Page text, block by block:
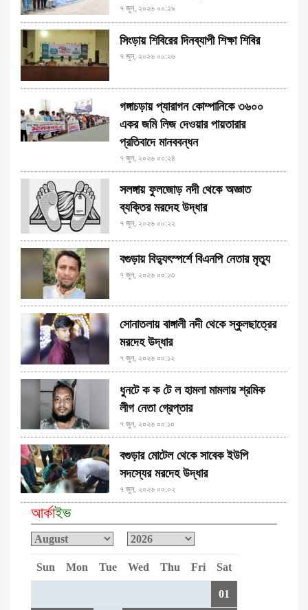
৭ জুন, ২০২৬ ০০:২৯
সিংড়ায় শিবিরের দিনব্যাপী শিক্ষা শিবির
৭ জুন, ২০২৬ ০০:২৬
গঙ্গাচড়ায় প্যারাগন কোম্পানিকে ৩৬০০
একর জমি লিজ দেওয়ার পায়তারার
প্রতিবাদে মানববন্ধন
৭ জুন, ২০২৬ ০০:২৪
সলঙ্গায় ফুলজোড় নদী থেকে অজ্ঞাত
ব্যক্তির মরদেহ উদ্ধার
৭ জুন, ২০২৬ ০০:২২
বগুড়ায় বিদ্যুৎস্পর্শে বিএনপি নেতার মৃত্যু
৭ জুন, ২০২৬ ০০:১৩
সোনাতলায় বাঙ্গালী নদী থেকে স্কুলছাত্রের
মরদেহ উদ্ধার
৭ জুন, ২০২৬ ০০:১২
ধুনটে ক ক টে ল হামলা মামলায় শ্রমিক
লীগ নেতা গ্রেপ্তার
৭ জুন, ২০২৬ ০০:১০
বগুড়ার মোটেল থেকে সাবেক ইউপি
সদস্যের মরদেহ উদ্ধার
৭ জুন, ২০২৬ ০০:০২
আর্কাইভ
Sun Mon Tue Wed Thu Fri Sat
01